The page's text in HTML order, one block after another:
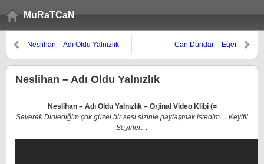
MuRaTCaN
Neslihan – Adı Oldu Yalnızlık Can Dündar – Eğer
Neslihan – Adı Oldu Yalnızlık
Neslihan – Adı Oldu Yalnızlık – Orjinal Video Klibi (=
Severek Dinlediğim çok güzel bir sesi sizinle paylaşmak istedim… Keyifli
Seyirler…